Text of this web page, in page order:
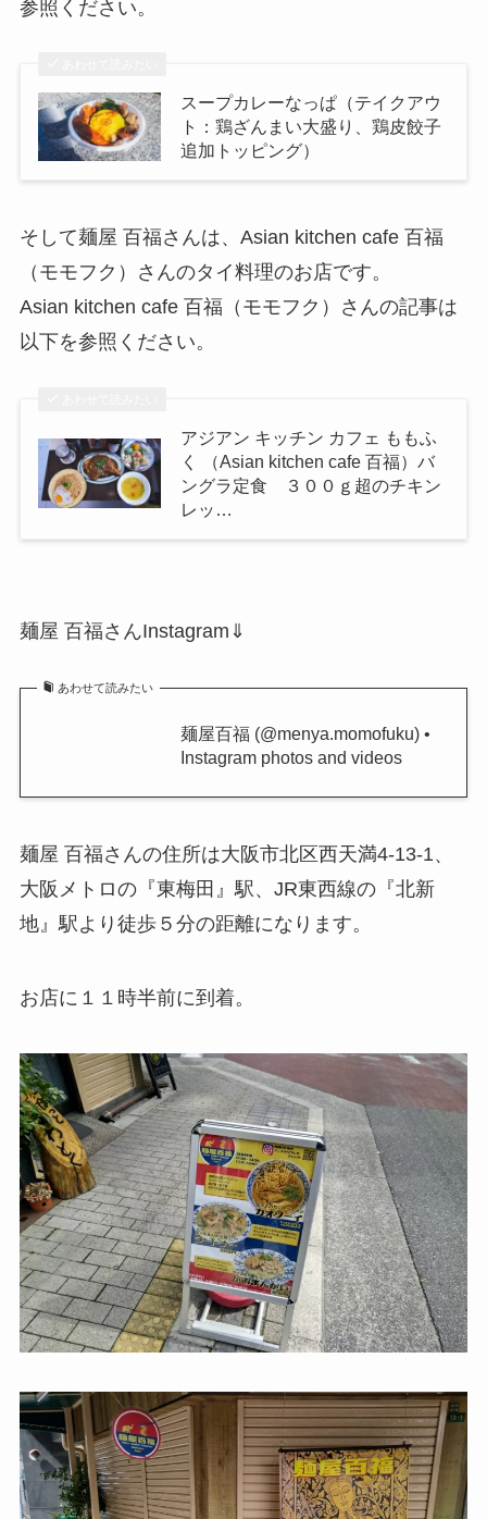
参照ください。
スープカレーなっぱ（テイクアウ
ト：鶏ざんまい大盛り、鶏皮餃子
追加トッピング）
そして麺屋 百福さんは、Asian kitchen cafe 百福
（モモフク）さんのタイ料理のお店です。
Asian kitchen cafe 百福（モモフク）さんの記事は
以下を参照ください。
アジアン キッチン カフェ ももふ
く （Asian kitchen cafe 百福）バ
ングラ定食 ３００ｇ超のチキン
レッ…
麺屋 百福さんInstagram⇓
あわせて読みたい
麺屋百福 (@menya.momofuku) •
Instagram photos and videos
麺屋 百福さんの住所は大阪市北区西天満4-13-1、
大阪メトロの『東梅田』駅、JR東西線の『北新
地』駅より徒歩５分の距離になります。
お店に１１時半前に到着。